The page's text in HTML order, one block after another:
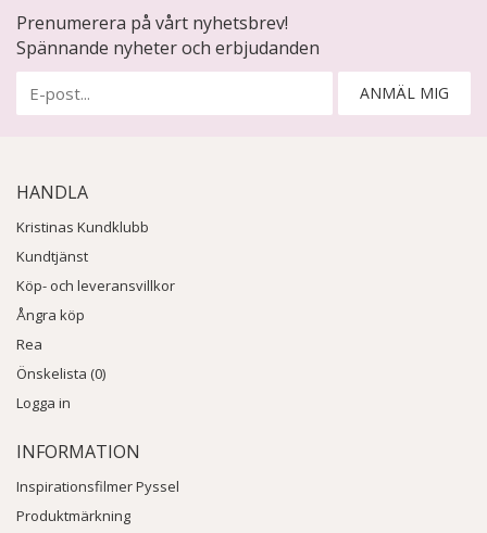
Prenumerera på vårt nyhetsbrev!
Spännande nyheter och erbjudanden
ANMÄL MIG
HANDLA
Kristinas Kundklubb
Kundtjänst
Köp- och leveransvillkor
Ångra köp
Rea
Önskelista (0)
Logga in
INFORMATION
Inspirationsfilmer Pyssel
Produktmärkning